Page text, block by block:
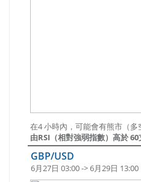
在4 小時內，可能會有熊市（
由RSI（相對強弱指數）高於 60
GBP/USD
6月27日 03:00 -> 6月29日 13:00